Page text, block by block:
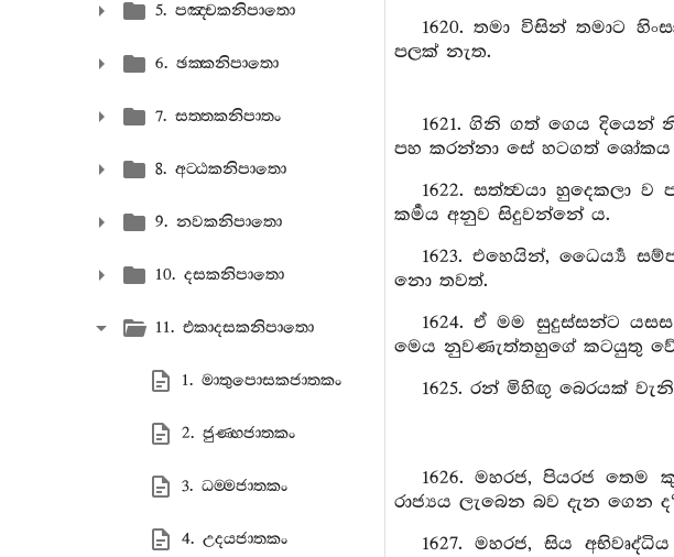
5. පඤ‍්චකනිපාතො
6. ඡක‍්කනිපාතො
7. සත‍්තකනිපාතං
8. අට‍්ඨකනිපාතො
9. නවකනිපාතො
10. දසකනිපාතො
11. එකාදසකනිපාතො
1. මාතුපොසකජාතකං
2. ජුණ‍්හජාතකං
3. ධම‍්මජාතකං
4. උදයජාතකං
1620. තමා විසින් තමාට
පලක් නැත.
1621. ගිනි ගත් ගෙය
පහ කරන්නා සේ හටගත් ශෝකය
1622. සත්ත්‍වයා
කර්‍මය අනුව සිදුවන්නේ ය.
1623. එහෙයින්, ධෛර්‍ය්‍ය
නො තවත්.
1624. ඒ මම සුදුස්සන්ට
මෙය නුවණැත්තහුගේ කටයුතු
1625. රන් මිහිඟු බෙරයක්
1626. මහරජ, පියරජ
රාජ්‍යය ලැබෙන බව දැන ගෙන
1627. මහරජ, සිය